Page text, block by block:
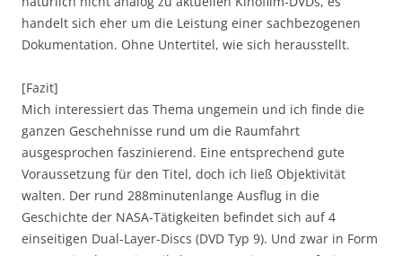
handelt sich eher um die Leistung einer sachbezogenen
Dokumentation. Ohne Untertitel, wie sich herausstellt.
[Fazit]
Mich interessiert das Thema ungemein und ich finde die
ganzen Geschehnisse rund um die Raumfahrt
ausgesprochen faszinierend. Eine entsprechend gute
Voraussetzung für den Titel, doch ich ließ Objektivität
walten. Der rund 288minutenlange Ausflug in die
Geschichte der NASA-Tätigkeiten befindet sich auf 4
einseitigen Dual-Layer-Discs (DVD Typ 9). Und zwar in Form